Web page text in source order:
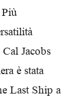
Più
Jacobs
è stata
Last Ship a